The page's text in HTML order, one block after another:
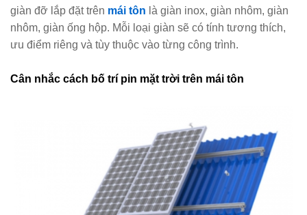
giàn đỡ lắp đặt trên mái tôn là giàn inox, giàn nhôm, giàn
nhôm, giàn ống hộp. Mỗi loại giàn sẽ có tính tương thích,
ưu điểm riêng và tùy thuộc vào từng công trình.
Cân nhắc cách bố trí pin mặt trời trên mái tôn